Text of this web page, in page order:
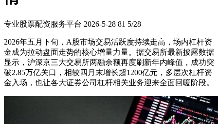
专业股票配资服务平台 2026-5-28 81 5/28
2026年五月下旬，A股市场交易活跃度持续走高，场内杠杆资
金成为拉动盘面走势的核心增量力量。据交易所最新披露数据
显示，沪深京三大交易所两融余额再度刷新年内峰值，成功突
破2.85万亿关口，相较四月末增长超1200亿元，多层次杠杆资
金入场，也让各大证券公司杠杆相关业务迎来全面回暖阶段。